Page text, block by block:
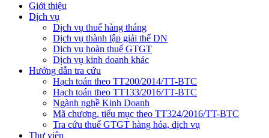
Giới thiệu
Dịch vụ
Dịch vụ thuế hàng tháng
Dịch vụ thành lập giải thể DN
Dịch vụ hoàn thuế GTGT
Dịch vụ kinh doanh khác
Hướng dẫn tra cứu
Hạch toán theo TT200/2014/TT-BTC
Hạch toán theo TT133/2016/TT-BTC
Ngành nghề Kinh Doanh
Mã chương, tiểu mục theo TT324/2016/TT-BTC
Tra cứu thuế GTGT hàng hóa, dịch vụ
Thư viện